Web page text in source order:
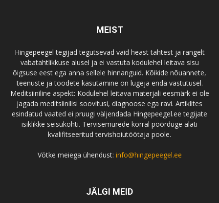
MEIST
Hingepeegel tegijad tegutsevad vaid heast tahtest ja rangelt
vabatahtlikkuse alusel ja ei vastuta kodulehel leitava sisu
õigsuse eest ega anna sellele hinnanguid. Kõikide nõuannete,
teenuste ja toodete kasutamine on lugeja enda vastutusel.
Meditsiiniline aspekt: Kodulehel leitava materjali eesmärk ei ole
jagada meditsiinilisi soovitusi, diagnoose ega ravi. Artiklites
esindatud vaated ei pruugi väljendada Hingepeegel.ee tegijate
isiklikke seisukohti. Tervisemurede korral pöörduge alati
kvalifitseeritud tervishoiutöötaja poole.
Võtke meiega ühendust: info@hingepeegel.ee
JÄLGI MEID